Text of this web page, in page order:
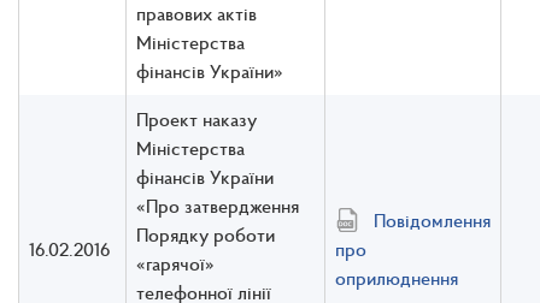
правових актів
Міністерства
фінансів України»
16.02.2016
Проект наказу
Міністерства
фінансів України
«Про затвердження
Порядку роботи
«гарячої»
телефонної лінії
Повідомлення
про
оприлюднення